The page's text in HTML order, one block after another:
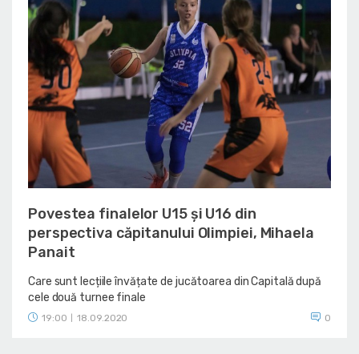
Povestea finalelor U15 și U16 din
perspectiva căpitanului Olimpiei, Mihaela
Panait
Care sunt lecțiile învățate de jucătoarea din Capitală după
cele două turnee finale
19:00 18.09.2020 0